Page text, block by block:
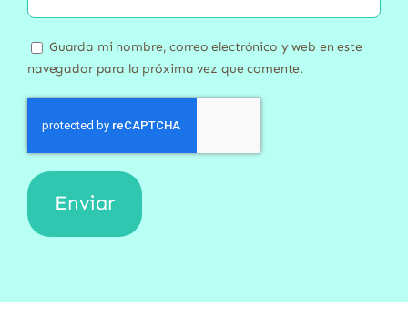
Guarda mi nombre, correo electrónico y web en este
navegador para la próxima vez que comente.